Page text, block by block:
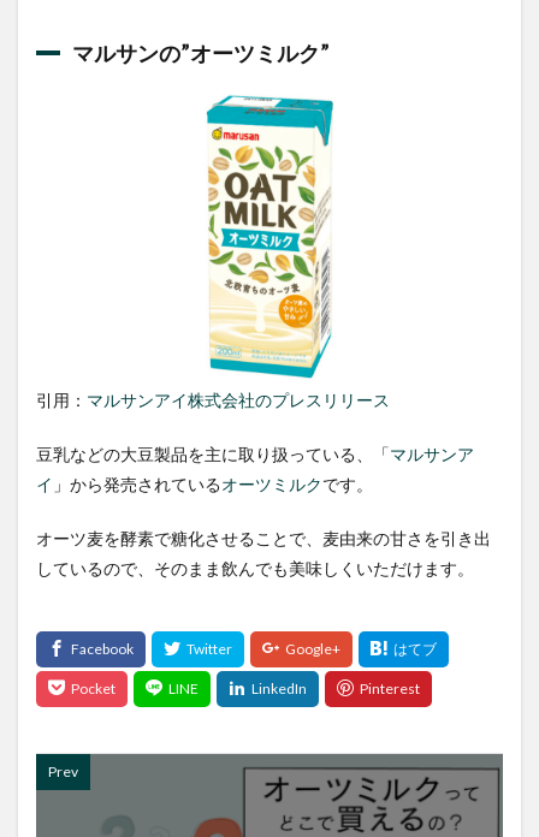
マルサンの”オーツミルク”
引用： マルサンアイ株式会社のプレスリリース
豆乳などの大豆製品を主に取り扱っている、「マルサンア
イ 」から発売されているオーツミルクです。
オーツ麦を酵素で糖化させることで、麦由来の甘さを引き出
しているので、そのまま飲んでも美味しくいただけます。
Prev